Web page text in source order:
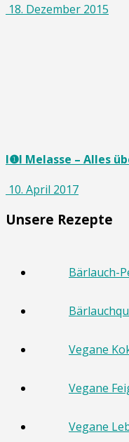
18. Dezember 2015
I❶I Melasse – Alles
10. April 2017
Unsere Rezepte
Bärlauch-
Vegane
Vegane
Vegane